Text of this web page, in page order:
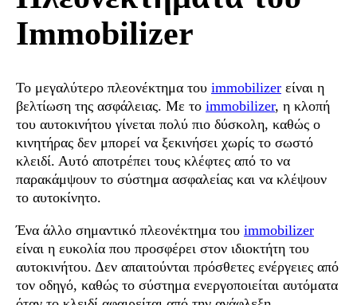
Immobilizer
Το μεγαλύτερο πλεονέκτημα του immobilizerείναι η
βελτίωση της ασφάλειας. Με το immobilizer, η κλοπή
του αυτοκινήτου γίνεται πολύ πιο δύσκολη, καθώς ο
κινητήρας δεν μπορεί να ξεκινήσει χωρίς το σωστό
κλειδί. Αυτό αποτρέπει τους κλέφτες από το να
παρακάμψουν το σύστημα ασφαλείας και να κλέψουν
το αυτοκίνητο.
Ένα άλλο σημαντικό πλεονέκτημα του immobilizer
είναι η ευκολία που προσφέρει στον ιδιοκτήτη του
αυτοκινήτου. Δεν απαιτούνται πρόσθετες ενέργειες από
τον οδηγό, καθώς το σύστημα ενεργοποιείται αυτόματα